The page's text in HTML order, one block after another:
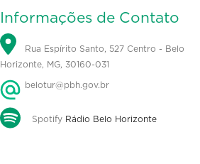
Informações de Contato
Rua Espírito Santo, 527 Centro - Belo
Horizonte, MG, 30160-031
belotur@pbh.gov.br
Spotify Rádio Belo Horizonte